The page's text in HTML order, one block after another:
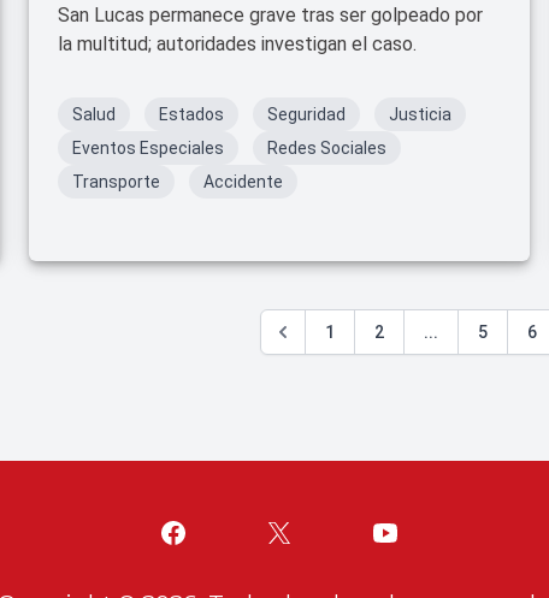
San Lucas permanece grave tras ser golpeado por
la multitud; autoridades investigan el caso.
Salud Estados Seguridad
Justicia
Eventos Especiales
Redes Sociales
Transporte
Accidente
1 2 ... 5 6